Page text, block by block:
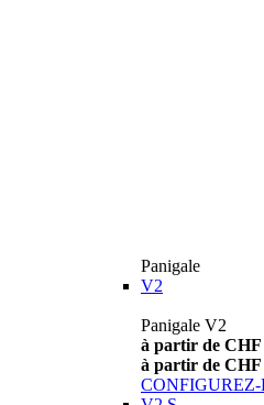
Panigale
V2
Panigale V2
à partir de CHF
à partir de CHF